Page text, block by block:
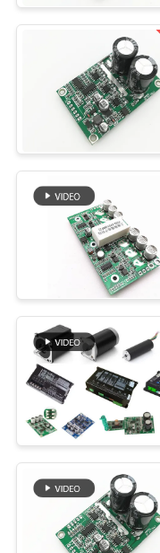
D'USINE
CONTRÔLE
QUALITÉ
CONTACT
NOUVELLES
TOUS
LES
CAS
DEMANDE
DE
SOUMISSION
phases
Fan
BLDC